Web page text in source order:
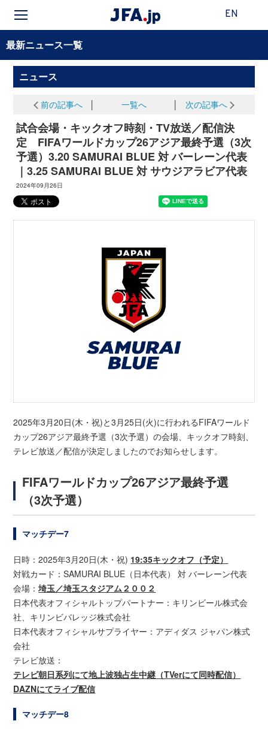
EN
最新ニュース一覧
ニュース
前の記事へ 一覧へ 次の記事へ
試合会場・キックオフ時刻・TV放送／配信決
定 FIFAワールドカップ26アジア最終予選（3次
予選）3.20 SAMURAI BLUE 対 バーレーン代表
｜3.25 SAMURAI BLUE 対 サウジアラビア代表
2024年09月26日
2025年3月20日(木・祝)と3月25日(火)に行われるFIFAワールド
カップ26アジア最終予選（3次予選）の会場、キックオフ時刻、
テレビ放送／配信が決定しましたのでお知らせします。
FIFAワールドカップ26アジア最終予選
（3次予選）
マッチデー7
日時：2025年3月20日(木・祝) 19:35キックオフ（予定）
対戦カード：SAMURAI BLUE（日本代表） 対 バーレーン代表
会場：埼玉／埼玉スタジアム２００２
日本代表オフィシャルトップパートナー：キリンビール株式会
社、キリンビバレッジ株式会社
日本代表オフィシャルサプライヤー：アディダス ジャパン株式
会社
テレビ放送：
テレビ朝日系列にて地上波独占生中継（TVerにて同時配信）
DAZNにてライブ配信
マッチデー8